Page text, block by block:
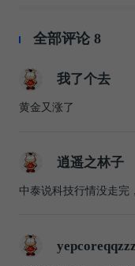
全部评论 8
我了个去
黄金又涨了
逍遥之林子
中泰说科技行情没走完
yepcoreqqzzz